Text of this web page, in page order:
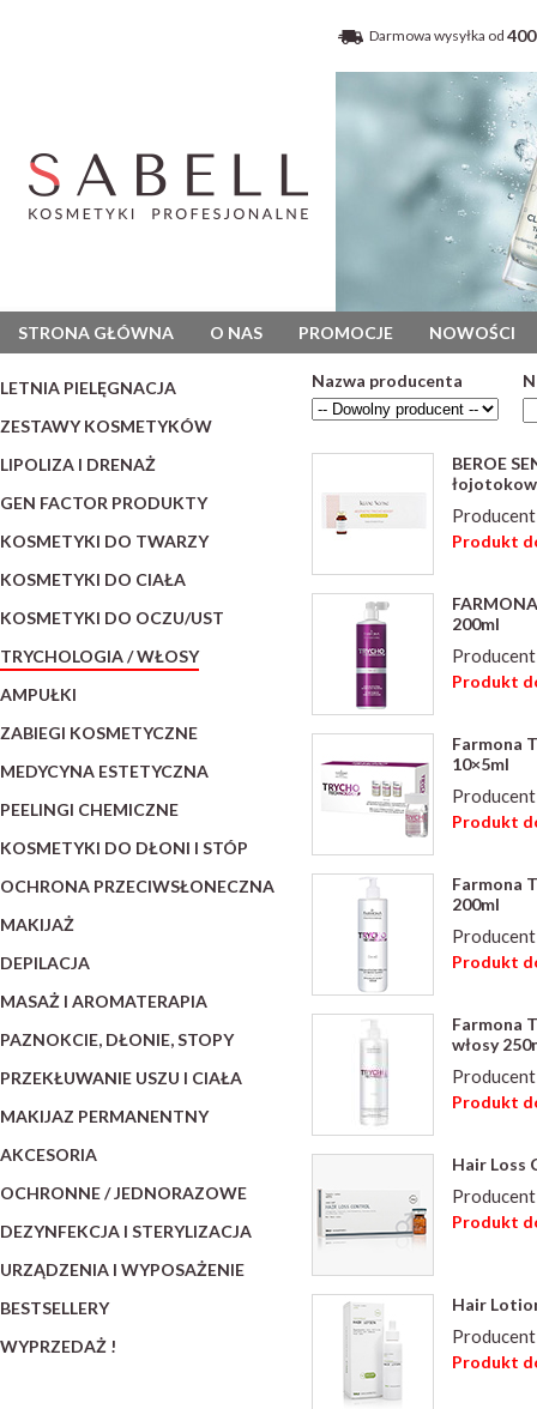
Darmowa wysyłka od 400
STRONA GŁÓWNA O NAS PROMOCJE NOWOŚCI
LETNIA PIELĘGNACJA
ZESTAWY KOSMETYKÓW
LIPOLIZA I DRENAŻ
GEN FACTOR PRODUKTY
KOSMETYKI DO TWARZY
KOSMETYKI DO CIAŁA
KOSMETYKI DO OCZU/UST
TRYCHOLOGIA / WŁOSY
AMPUŁKI
ZABIEGI KOSMETYCZNE
MEDYCYNA ESTETYCZNA
PEELINGI CHEMICZNE
KOSMETYKI DO DŁONI I STÓP
OCHRONA PRZECIWSŁONECZNA
MAKIJAŻ
DEPILACJA
MASAŻ I AROMATERAPIA
PAZNOKCIE, DŁONIE, STOPY
PRZEKŁUWANIE USZU I CIAŁA
MAKIJAZ PERMANENTNY
AKCESORIA
OCHRONNE / JEDNORAZOWE
DEZYNFEKCJA I STERYLIZACJA
URZĄDZENIA I WYPOSAŻENIE
BESTSELLERY
WYPRZEDAŻ !
Nazwa producenta
BEROE
Produkt
200ml
Produkt
Farmona
10×5ml
Produkt
Farmona
200ml
Produkt
Farmona
włosy
Produkt
Hair Loss
Produkt
Hair
Produkt